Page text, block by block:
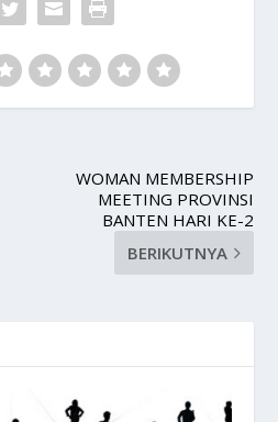
WOMAN MEMBERSHIP
MEETING PROVINSI
BANTEN HARI KE-2
BERIKUTNYA